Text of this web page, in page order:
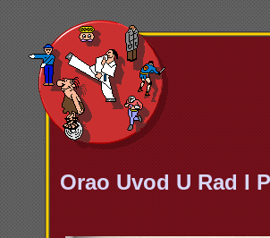
Orao Uvod U Rad I